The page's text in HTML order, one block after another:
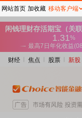
财经 焦点 股票 新股
网站首页 加收藏 移动客户端